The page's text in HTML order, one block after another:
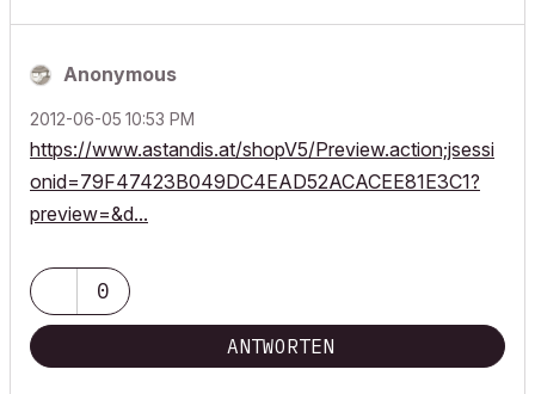
Anonymous
‎2012-06-05 10:53 PM
https://www.astandis.at/shopV5/Preview.action;jsessi
onid=79F47423B049DC4EAD52ACACEE81E3C1?
preview=&d...
0
ANTWORTEN